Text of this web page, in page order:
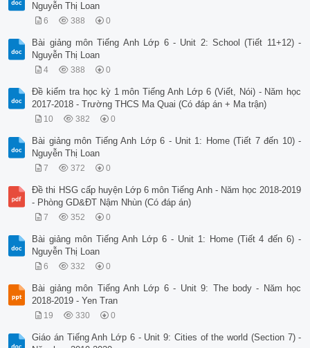
Nguyễn Thị Loan
6 388 0
Bài giảng môn Tiếng Anh Lớp 6 - Unit 2: School (Tiết 11+12) -
Nguyễn Thị Loan
4 388 0
Đề kiểm tra học kỳ 1 môn Tiếng Anh Lớp 6 (Viết, Nói) - Năm học
2017-2018 - Trường THCS Ma Quai (Có đáp án + Ma trận)
10 382 0
Bài giảng môn Tiếng Anh Lớp 6 - Unit 1: Home (Tiết 7 đến 10) -
Nguyễn Thị Loan
7 372 0
Đề thi HSG cấp huyện Lớp 6 môn Tiếng Anh - Năm học 2018-2019
- Phòng GD&ĐT Nậm Nhùn (Có đáp án)
7 352 0
Bài giảng môn Tiếng Anh Lớp 6 - Unit 1: Home (Tiết 4 đến 6) -
Nguyễn Thị Loan
6 332 0
Bài giảng môn Tiếng Anh Lớp 6 - Unit 9: The body - Năm học
2018-2019 - Yen Tran
19 330 0
Giáo án Tiếng Anh Lớp 6 - Unit 9: Cities of the world (Section 7) -